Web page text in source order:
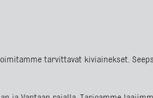
tarvittavat kiviainekset.